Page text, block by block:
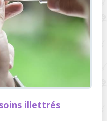
illettrés